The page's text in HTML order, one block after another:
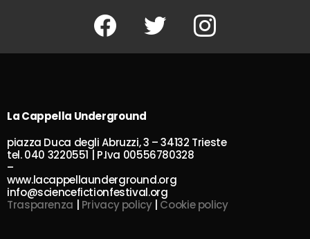
Facebook Twitter Instagram
La Cappella Underground
piazza Duca degli Abruzzi, 3 – 34132 Trieste
tel. 040 3220551 | P.Iva 00556780328
–
www.lacappellaunderground.org
info@sciencefictionfestival.org
Trasparenza | Privacy policy| Cookie policy